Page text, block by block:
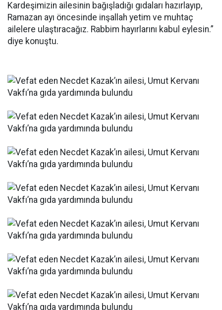
Kardeşimizin ailesinin bağışladığı gıdaları hazırlayıp,
Ramazan ayı öncesinde inşallah yetim ve muhtaç
ailelere ulaştıracağız. Rabbim hayırlarını kabul eylesin.”
diye konuştu.